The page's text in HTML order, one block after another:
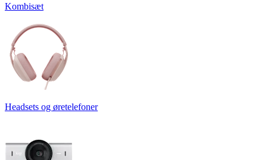
Kombisæt
Headsets og øretelefoner